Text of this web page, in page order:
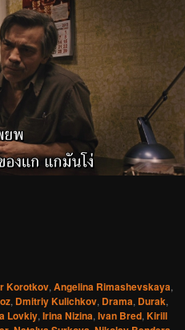
Korotkov,Angelina Rimashevskaya,
, Dmitriy Kulichkov, Drama, Durak,
Lovkiy,Irina Nizina,Ivan Bred,Kirill